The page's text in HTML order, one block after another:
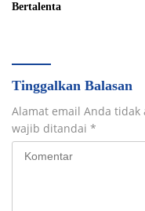
Bertalenta
Tinggalkan Balasan
Alamat email Anda
wajib ditandai *